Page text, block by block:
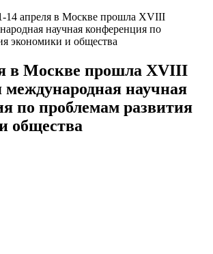
14 апреля в Москве прошла XVIII
научная конференция по
экономики и общества
в Москве прошла XVIII
международная научная
по проблемам развития
общества